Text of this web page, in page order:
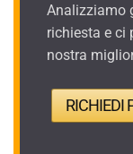
Analizziamo
richiesta e ci
nostra
RICHIEDI